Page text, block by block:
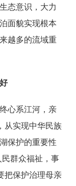
态意识，大力
面貌实现根本
越多的流域重
心系江河，亲
从实现中华民族
保护的重要性
群众福祉，事
把保护治理母亲